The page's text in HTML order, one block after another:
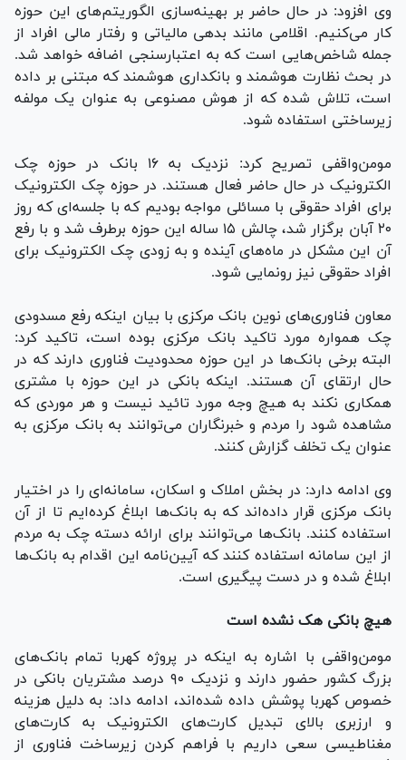
وی افزود: در حال حاضر بر بهینه‌سازی الگوریتم‌های این حوزه
کار می‌کنیم. اقلامی مانند بدهی مالیاتی و رفتار مالی افراد از
جمله شاخص‌هایی است که به اعتبارسنجی اضافه خواهد شد.
در بحث نظارت هوشمند و بانکداری هوشمند که مبتنی بر داده
است، تلاش شده که از هوش مصنوعی به عنوان یک مولفه
زیرساختی استفاده شود.
مومن‌واقفی تصریح کرد: نزدیک به ۱۶ بانک در حوزه چک
الکترونیک در حال حاضر فعال هستند. در حوزه چک الکترونیک
برای افراد حقوقی با مسائلی مواجه بودیم که با جلسه‌ای که روز
۲۰ آبان برگزار شد، چالش ۱۵ ساله این حوزه برطرف شد و با رفع
آن این مشکل در ماه‌های آینده و به زودی چک الکترونیک برای
افراد حقوقی نیز رونمایی شود.
معاون فناوری‌های نوین بانک مرکزی با بیان اینکه رفع مسدودی
چک همواره مورد تاکید بانک مرکزی بوده است، تاکید کرد:
البته برخی بانک‌ها در این حوزه محدودیت فناوری دارند که در
حال ارتقای آن هستند. اینکه بانکی در این حوزه با مشتری
همکاری نکند به هیچ وجه مورد تائید نیست و هر موردی که
مشاهده شود را مردم و خبرنگاران می‌توانند به بانک مرکزی به
عنوان یک تخلف گزارش کنند.
وی ادامه دارد: در بخش املاک و اسکان، سامانه‌ای را در اختیار
بانک مرکزی قرار داده‌اند که به بانک‌ها ابلاغ کرده‌ایم تا از آن
استفاده کنند. بانک‌ها می‌توانند برای ارائه دسته چک به مردم
از این سامانه استفاده کنند که آیین‌نامه این اقدام به بانک‌ها
ابلاغ شده و در دست پیگیری است.
هیچ بانکی هک نشده است
مومن‌واقفی با اشاره به اینکه در پروژه کهربا تمام بانک‌های
بزرگ کشور حضور دارند و نزدیک ۹۰ درصد مشتریان بانکی در
خصوص کهربا پوشش داده شده‌اند، ادامه داد: به دلیل هزینه
و ارزبری بالای تبدیل کارت‌های الکترونیک به کارت‌های
مغناطیسی سعی داریم با فراهم کردن زیرساخت فناوری از